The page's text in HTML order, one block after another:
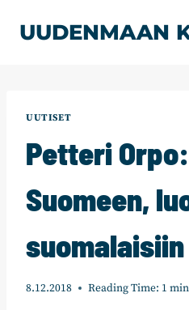
sisältöön
UUDENMAAN
UUTISET
Petteri
Suomeen,
suomalaisiin
8.12.2018 Reading Time: 1